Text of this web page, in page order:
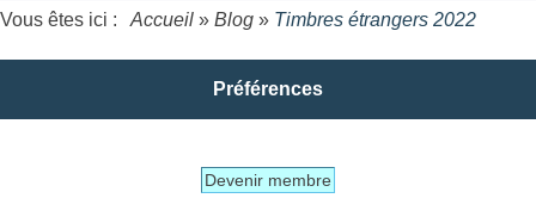
Vous êtes ici : Accueil » Blog » Timbres étrangers 2022
Préférences
Devenir membre